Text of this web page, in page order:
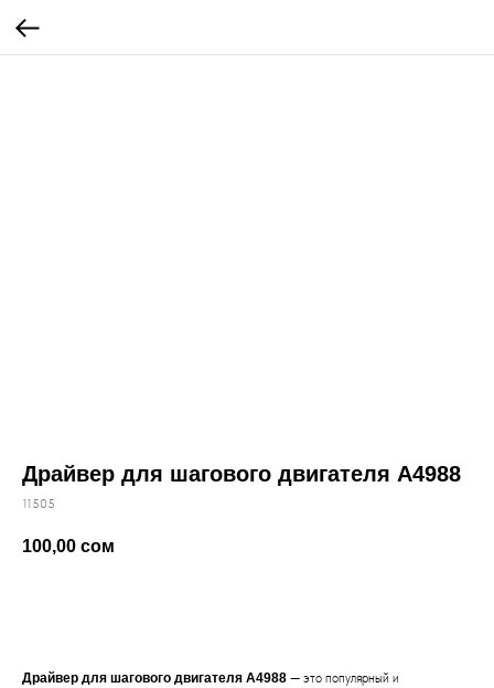
Драйвер для шагового двигателя A4988
11505
100,00 сом
Драйвер для шагового двигателя A4988 — это популярный и